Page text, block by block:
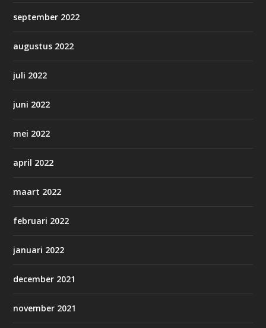
september 2022
augustus 2022
juli 2022
juni 2022
mei 2022
april 2022
maart 2022
februari 2022
januari 2022
december 2021
november 2021